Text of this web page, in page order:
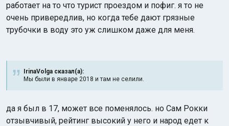
работает на то что турист проездом и пофиг. я то не
очень привередлив, но когда тебе дают грязные
трубочки в воду это уж слишком даже для меня.
IrinaVolga сказал(а):
Мы были в январе 2018 и там не селили.
да я был в 17, может все поменялось. но Сам Рокки
отзывчивый, рейтинг высокий у него и народ едет к